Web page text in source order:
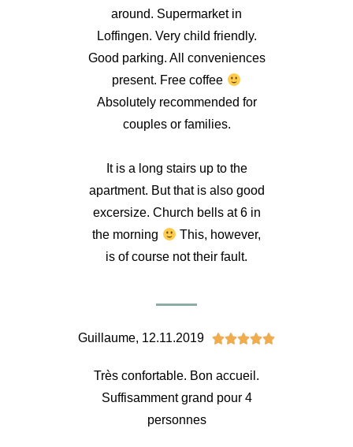
around. Supermarket in
Loffingen. Very child friendly.
Good parking. All conveniences
present. Free coffee
Absolutely recommended for
couples or families.
It is a long stairs up to the
apartment. But that is also good
excersize. Church bells at 6 in
the morning
This, however,
is of course not their fault.
Guillaume, 12.11.2019 
Très confortable. Bon accueil.
Suffisamment grand pour 4
personnes